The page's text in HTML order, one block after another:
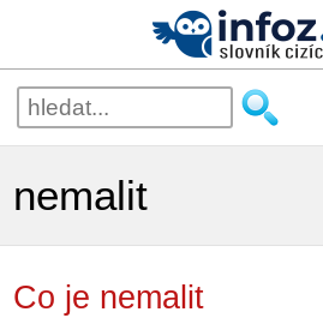
nemalit
Co je nemalit